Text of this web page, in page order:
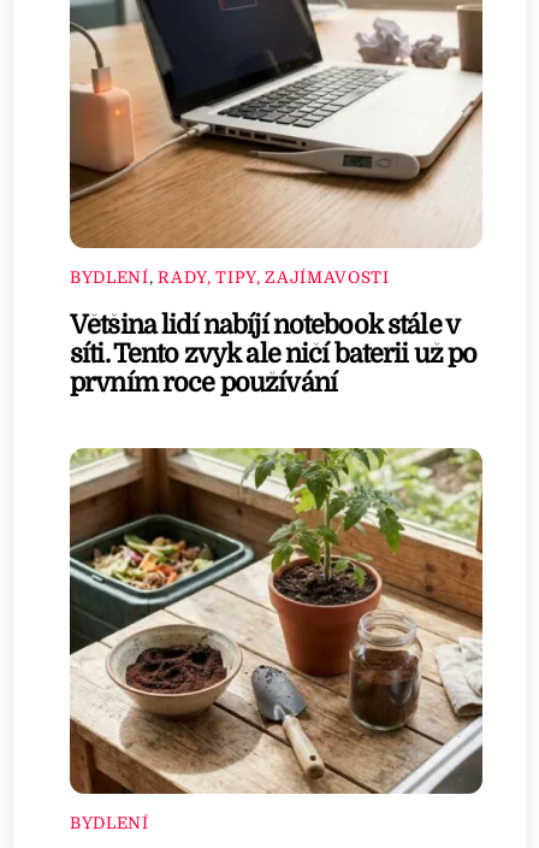
BYDLENÍ,RADY, TIPY, ZAJÍMAVOSTI
Většina lidí nabíjí notebook stále v
síti. Tento zvyk ale ničí baterii už po
prvním roce používání
BYDLENÍ